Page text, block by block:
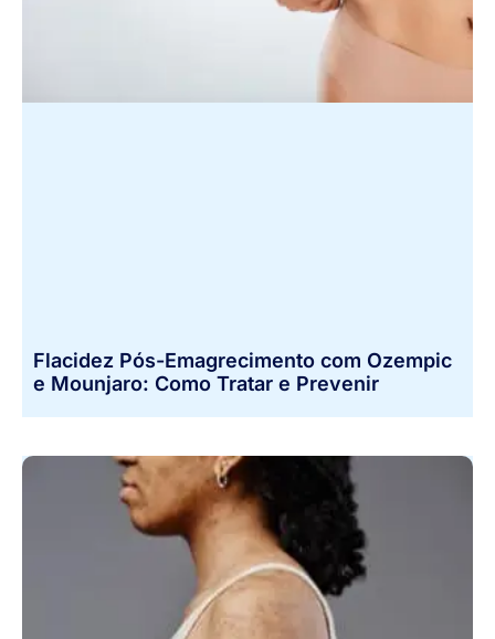
Flacidez Pós-Emagrecimento com Ozempic
e Mounjaro: Como Tratar e Prevenir